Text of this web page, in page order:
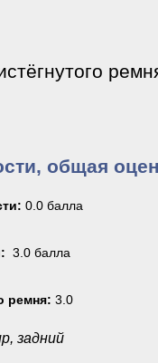
общая
0.0 балла
3.0 балла
ремня: 3.0
задний